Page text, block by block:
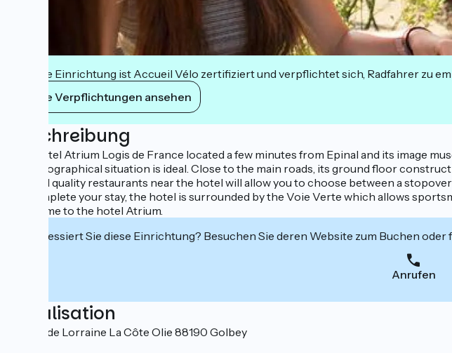
Diese Einrichtung ist Accueil Vélo zertifiziert und verpflichtet sich, Radfahrer zu
Ihre Verpflichtungen ansehen
Beschreibung
The hotel Atrium Logis de France located a few minutes from Epinal and its image
The geographical situation is ideal. Close to the main roads, its ground floor
Several quality restaurants near the hotel will allow you to choose between a
To complete your stay, the hotel is surrounded by the Voie Verte which allows
Welcome to the hotel Atrium.
Interessiert Sie diese Einrichtung? Besuchen Sie deren Website zum Buchen
Anrufen
Localisation
89 rue de Lorraine La Côte Olie 88190 Golbey